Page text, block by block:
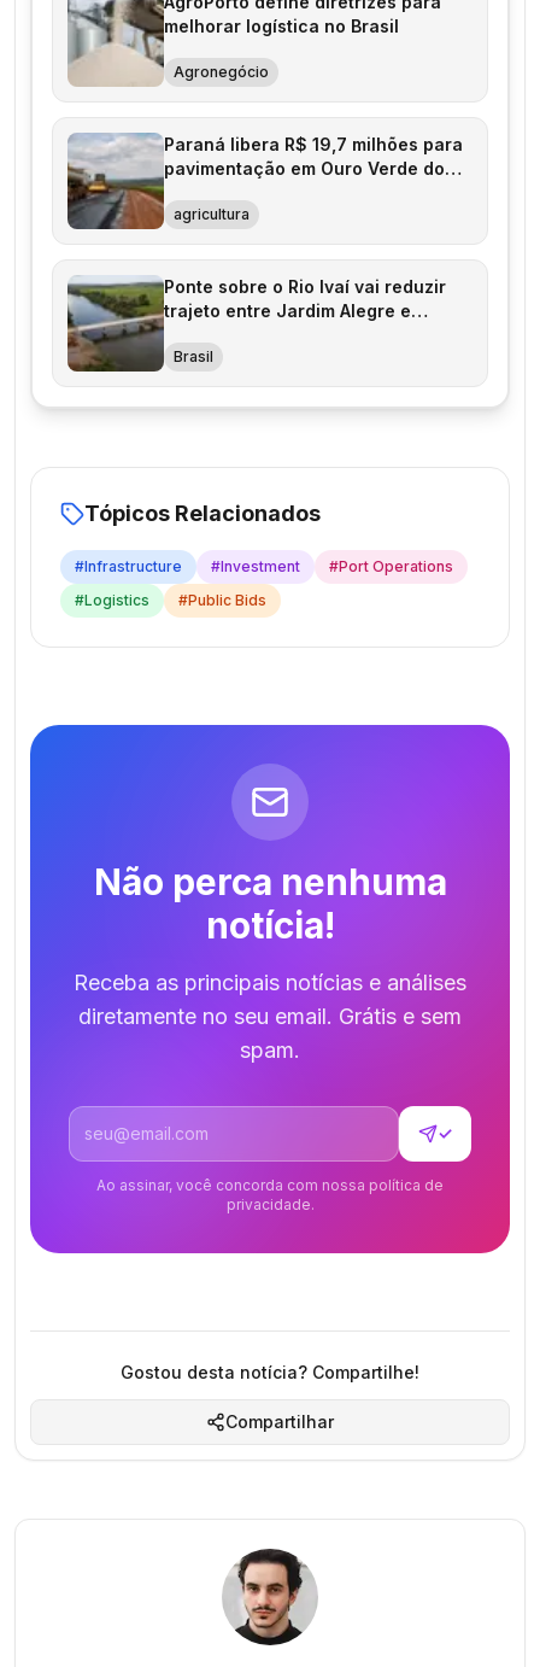
melhorar logística no Brasil
Agronegócio
Paraná libera R$ 19,7 milhões para
pavimentação em Ouro Verde do
agricultura
Ponte sobre o Rio Ivaí vai reduzir
trajeto entre Jardim Alegre e
Brasil
Tópicos Relacionados
#Infrastructure #Investment #Port Operations
#Logistics #Public Bids
Não perca nenhuma
notícia!
Receba as principais notícias e análises
diretamente no seu email. Grátis e sem
spam.
Endereço de email
✓
Ao assinar, você concorda com nossa política de
privacidade.
Gostou desta notícia? Compartilhe!
Compartilhar